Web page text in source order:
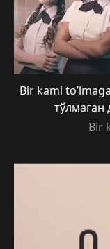
Bir kami
тўлмаган
Bir